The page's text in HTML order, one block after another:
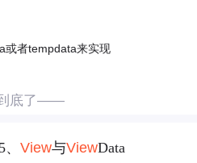
或者tempdata来实现
底了——
、View与ViewData